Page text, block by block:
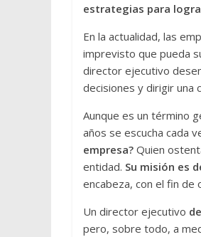
estrategias para
En la actualidad, las
imprevisto que pueda
director ejecutivo
decisiones y dirigir una
Aunque es un término
años se escucha cada
empresa? Quien
entidad. Su misión es
encabeza, con el fin de
Un director ejecutivo
pero, sobre todo, a